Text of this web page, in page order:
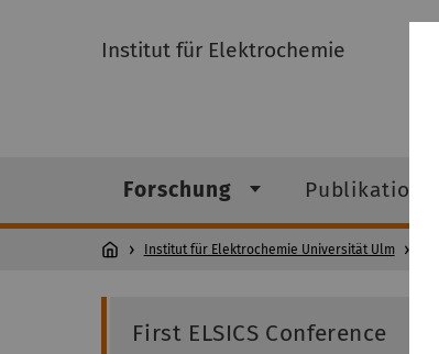
Institut für Elektrochemie
Forschung Publikationen
Institut für Elektrochemie Universität Ulm
First ELSICS Conference